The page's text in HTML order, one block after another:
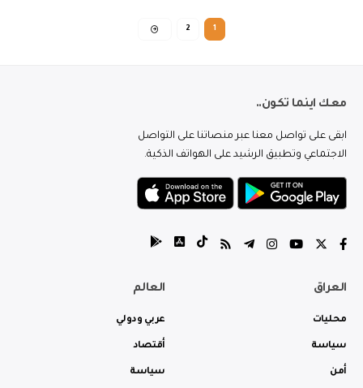
1
2
معك اينما تكون..
ابقى على تواصل معنا عبر منصاتنا على التواصل
الاجتماعي وتطبيق الرشيد على الهواتف الذكية.
العراق
محليات
سياسة
أمن
العالم
عربي ودولي
أقتصاد
سياسة